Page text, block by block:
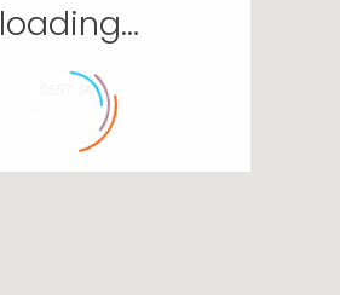
$557.5M
loading...